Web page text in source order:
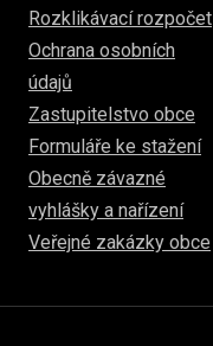
Rozklikávací rozpočet
Ochrana osobních
údajů
Zastupitelstvo obce
Formuláře ke stažení
Obecně závazné
vyhlášky a nařízení
Veřejné zakázky obce